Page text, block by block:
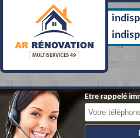
Etre rappelé